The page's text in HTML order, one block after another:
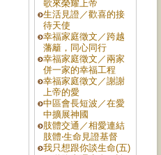
歌來榮耀上帝
生活見證／歡喜的接
待天使
幸福家庭徵文／跨越
藩籬，同心同行
幸福家庭徵文／兩家
併一家的幸福工程
幸福家庭徵文／謝謝
上帝的愛
中區會長短波／在愛
中擴展神國
肢體交通／相愛連結
肢體‧生命見證基督
我只想跟你談生命(五)